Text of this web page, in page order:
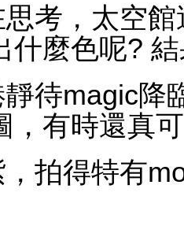
考，太空
什麼色呢?
待magic降
，有時還真
拍得特有